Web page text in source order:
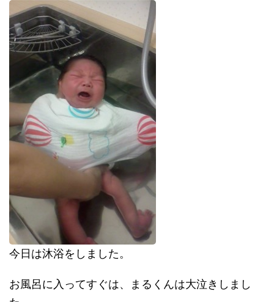
今日は沐浴をしました。
お風呂に入ってすぐは、まるくんは大泣きしまし